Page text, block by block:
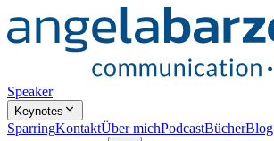
Speaker
Keynotes
SparringKontaktÜber michPodcastBücherBlog